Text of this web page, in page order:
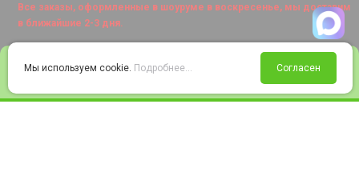
Войти Избранное Корзина
Все заказы, оформленные в шоуруме в воскресенье, мы доставим
в ближайшие 2-3 дня.
Мы используем cookie. Подробнее... Согласен